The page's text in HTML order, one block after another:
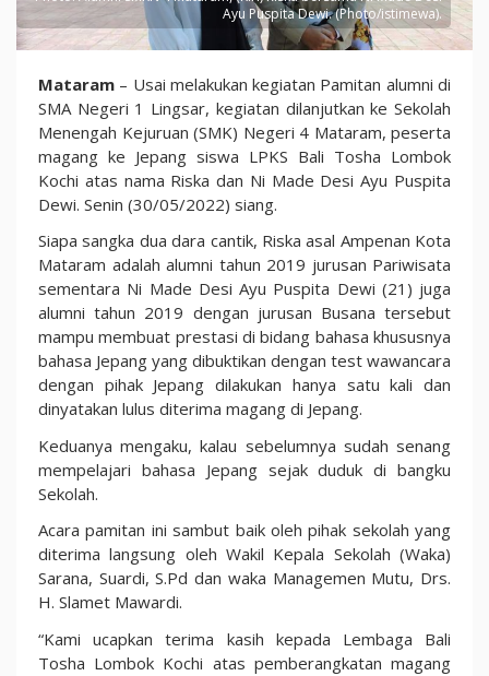
Ayu Puspita Dewi. (Photo/istimewa).
Bangga,
2
Dara
Alumni
SMKN
4
Terbang
ke
Jepang
Mataram – Usai melakukan kegiatan Pamitan alumni di
SMA Negeri 1 Lingsar, kegiatan dilanjutkan ke Sekolah
Menengah Kejuruan (SMK) Negeri 4 Mataram, peserta
magang ke Jepang siswa LPKS Bali Tosha Lombok
Kochi atas nama Riska dan Ni Made Desi Ayu Puspita
Dewi. Senin (30/05/2022) siang.
Siapa sangka dua dara cantik, Riska asal Ampenan Kota
Mataram adalah alumni tahun 2019 jurusan Pariwisata
sementara Ni Made Desi Ayu Puspita Dewi (21) juga
alumni tahun 2019 dengan jurusan Busana tersebut
mampu membuat prestasi di bidang bahasa khususnya
bahasa Jepang yang dibuktikan dengan test wawancara
dengan pihak Jepang dilakukan hanya satu kali dan
dinyatakan lulus diterima magang di Jepang.
Keduanya mengaku, kalau sebelumnya sudah senang
mempelajari bahasa Jepang sejak duduk di bangku
Sekolah.
Acara pamitan ini sambut baik oleh pihak sekolah yang
diterima langsung oleh Wakil Kepala Sekolah (Waka)
Sarana, Suardi, S.Pd dan waka Managemen Mutu, Drs.
H. Slamet Mawardi.
“Kami ucapkan terima kasih kepada Lembaga Bali
Tosha Lombok Kochi atas pemberangkatan magang